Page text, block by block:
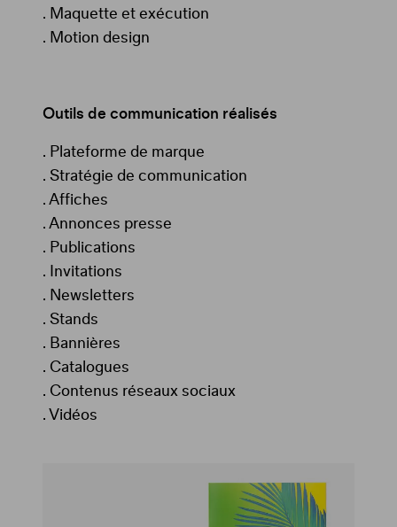
. Maquette et exécution
. Motion design
Outils de communication réalisés
. Plateforme de marque
. Stratégie de communication
. Affiches
. Annonces presse
. Publications
.
Invitations
. Newsletters
. Stands
. Bannières
. Catalogues
. Contenus réseaux sociaux
. Vidéos